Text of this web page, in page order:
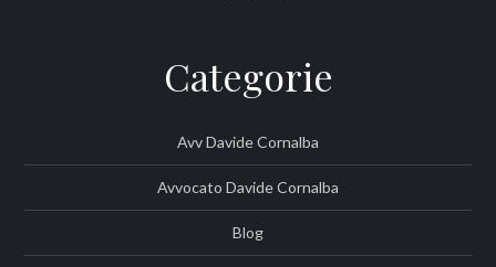
Categorie
Avv Davide Cornalba
Avvocato Davide Cornalba
Blog